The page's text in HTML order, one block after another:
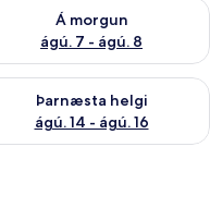
7
Á morgun
ágú. 7 - ágú. 8
framboð á morgun
ágú. 9
Þarnæsta helgi
ágú. 14 - ágú. 16
framboð þarnæstu